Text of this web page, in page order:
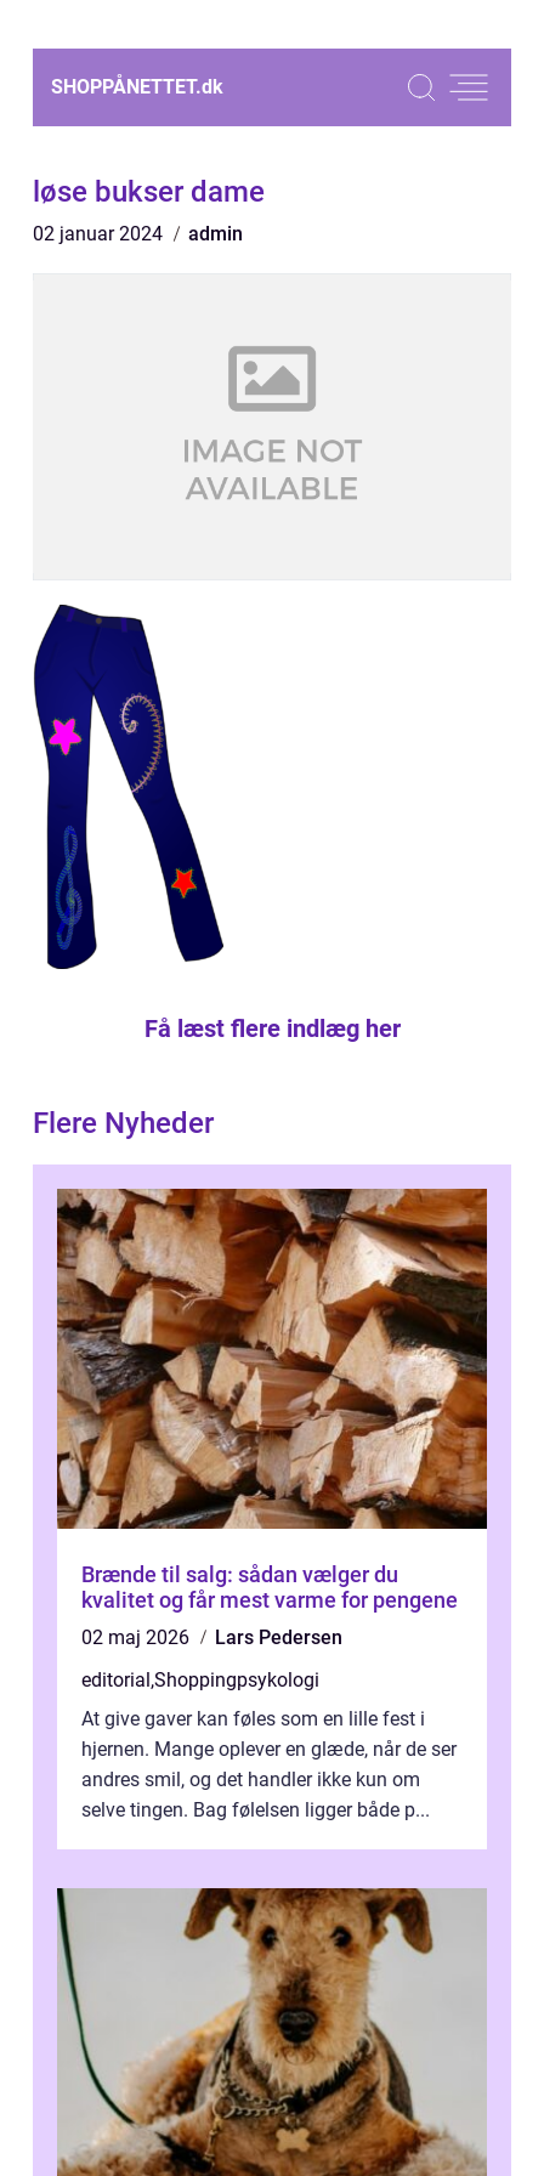
SHOPPÅNETTET.dk
løse bukser dame
02 januar 2024 admin
Få læst flere indlæg her
Flere Nyheder
Brænde til salg: sådan vælger du
kvalitet og får mest varme for pengene
02 maj 2026
Lars Pedersen
editorial,Shoppingpsykologi
At give gaver kan føles som en lille fest i
hjernen. Mange oplever en glæde, når de ser
andres smil, og det handler ikke kun om
selve tingen. Bag følelsen ligger både p...